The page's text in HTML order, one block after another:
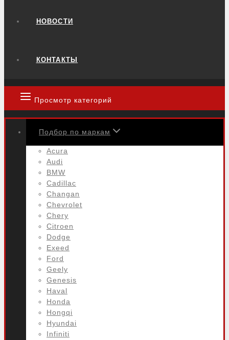
НОВОСТИ
КОНТАКТЫ
Просмотр категорий
Подбор по маркам
Acura
Audi
BMW
Cadillac
Changan
Chevrolet
Chery
Citroen
Dodge
Exeed
Ford
Geely
Genesis
Haval
Honda
Hongqi
Hyundai
Infiniti